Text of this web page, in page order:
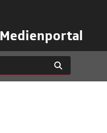
Medienportal